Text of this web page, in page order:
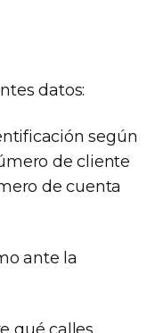
datos:
según
de cliente
de cuenta
ante la